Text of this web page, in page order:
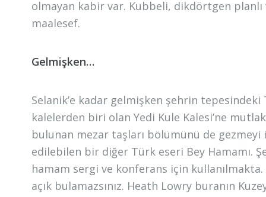
olmayan kabir var. Kubbeli, dikdörtgen planlı
maalesef.
Gelmişken…
Selanik’e kadar gelmişken şehrin
kalelerden biri olan Yedi Kule Kalesi’ne
bulunan mezar taşları bölümünü de
edilebilen bir diğer Türk eseri Bey Hamamı.
hamam sergi ve konferans için
açık bulamazsınız. Heath Lowry buranın